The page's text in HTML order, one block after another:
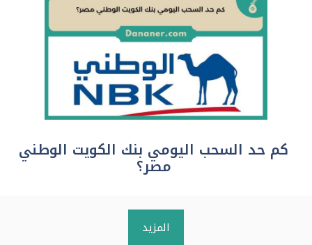
كم حد السحب اليومي بنك الكويت الوطني
مصر؟
المزيد